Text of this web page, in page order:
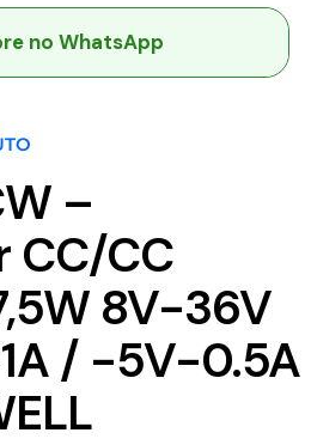
no WhatsApp
–
CC/CC
8V-36V
/ -5V-0.5A